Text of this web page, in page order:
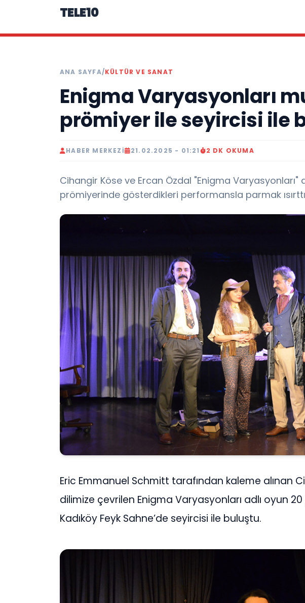
TELE10
ANA SAYFA/KÜLTÜR VE SANAT
Enigma Varyasyonları
prömiyer ile seyircisi ile
HABER MERKEZI 21.02.2025 - 01:21 2 DK OKUMA
Cihangir Köse ve Ercan Özdal "Enigma Varyasyonları"
prömiyerinde gösterdikleri performansla parmak
Eric Emmanuel Schmitt tarafından kaleme alınan
dilimize çevrilen Enigma Varyasyonları adlı oyun
Kadıköy Feyk Sahne’de seyircisi ile buluştu.